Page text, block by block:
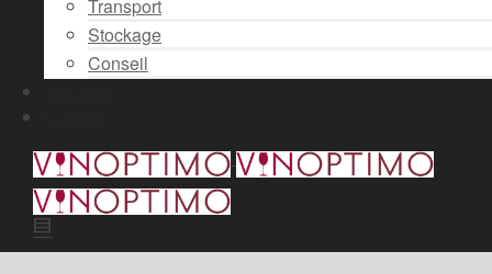
Transport
Stockage
Conseil